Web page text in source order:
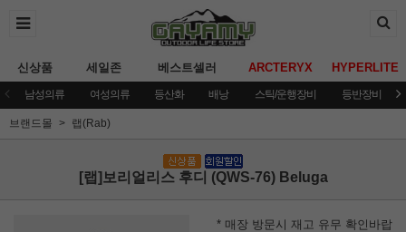
신상품 세일존 베스트셀러 ARCTERYX HYPERLITE
남성의류 여성의류 등산화 배낭 스틱/운행장비 등반장비
브랜드몰 랩(Rab)
[랩]보리얼리스 후디 (QWS-76) Beluga
* 매장 방문시 재고 유무 확인바랍